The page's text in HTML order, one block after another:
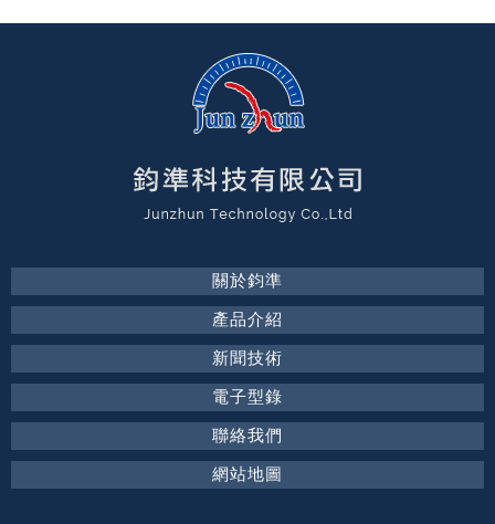
關於鈞準
產品介紹
新聞技術
電子型錄
聯絡我們
網站地圖